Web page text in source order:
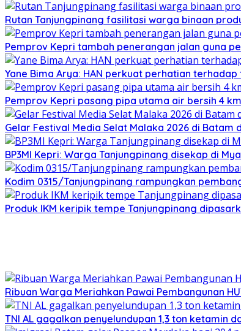
Rutan Tanjungpinang fasilitasi warga binaan
Pemprov Kepri tambah penerangan jalan guna
Yane Bima Arya: HAN perkuat perhatian
Pemprov Kepri pasang pipa utama air bersih 4
Gelar Festival Media Selat Malaka 2026 di Batam
BP3MI Kepri: Warga Tanjungpinang disekap di
Kodim 0315/Tanjungpinang rampungkan
Produk IKM keripik tempe Tanjungpinang
Ribuan Warga Meriahkan Pawai Pembangunan
TNI AL gagalkan penyelundupan 1,3 ton ketamin